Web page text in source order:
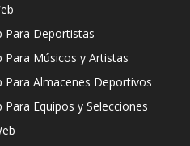
Para Deportistas
Para Músicos y Artistas
Para Almacenes Deportivos
Equipos y Selecciones